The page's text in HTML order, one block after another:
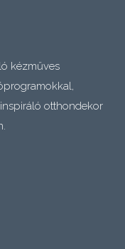
kézműves
otthondekor